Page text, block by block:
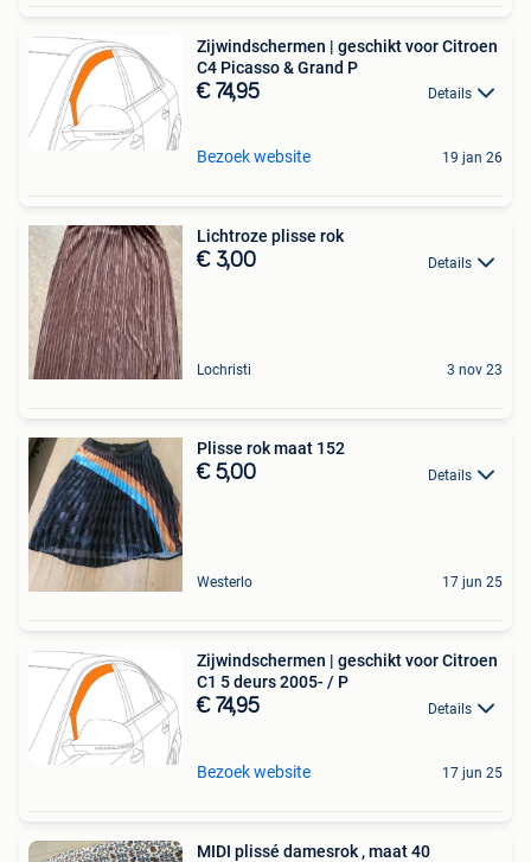
Zijwindschermen | geschikt voor Citroen
C4 Picasso & Grand P
€ 74,95 Details
Bezoek website 19 jan 26
Lichtroze plisse rok
€ 3,00 Details
Lochristi 3 nov 23
Plisse rok maat 152
€ 5,00 Details
Westerlo 17 jun 25
Zijwindschermen | geschikt voor Citroen
C1 5 deurs 2005- / P
€ 74,95 Details
Bezoek website 17 jun 25
MIDI plissé damesrok , maat 40